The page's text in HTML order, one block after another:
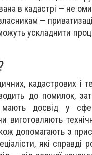
в кадастрі — не
—
ускладнити
кадастрових і
до помилок,
досвід у
виготовляють
допомагають з
які справді